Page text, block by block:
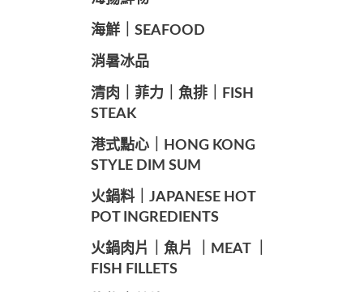
海鮮｜SEAFOOD
️消暑冰品
️清肉｜菲力｜魚排｜FISH
STEAK
️港式點心｜HONG KONG
STYLE DIM SUM
️火鍋料｜JAPANESE HOT
POT INGREDIENTS
️火鍋肉片｜魚片 ｜MEAT ｜
FISH FILLETS